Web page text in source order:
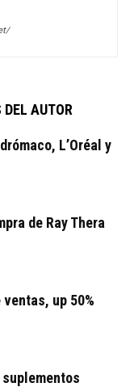
DEL AUTOR
L’Oréal y
de Ray Thera
up 50%
suplementos